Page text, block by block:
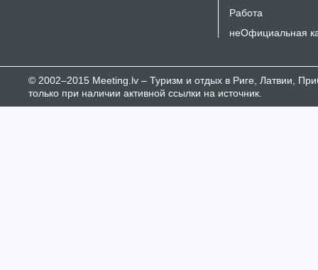
Работа
неОфициальная
© 2002–2015 Meeting.lv – Туризм и отдых в Риге, Латвии,
только при наличии активной ссылки на источник.